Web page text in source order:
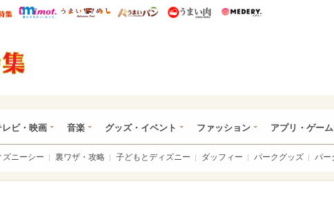
* ウレぴあ総研 ディズニー特集
mimot. うまいめし うまいパン うまい肉
レビ・映画 音楽 グッズ・イベント ファッション アプリ・ゲーム
ズニーシー 裏ワザ・攻略 子どもとディズニー ダッフィー パークグッズ パー